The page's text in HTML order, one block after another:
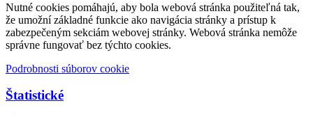
Nutné cookies pomáhajú, aby bola webová stránka použiteľná tak,
že umožní základné funkcie ako navigácia stránky a prístup k
zabezpečeným sekciám webovej stránky. Webová stránka nemôže
správne fungovať bez týchto cookies.
Podrobnosti súborov cookie
Štatistické